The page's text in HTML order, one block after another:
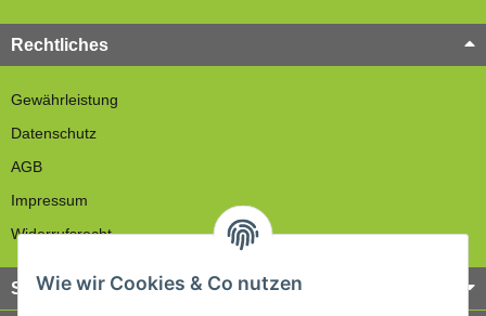
Rechtliches
Gewährleistung
Datenschutz
AGB
Impressum
Widerrufsrecht
Service
Wie wir Cookies & Co nutzen